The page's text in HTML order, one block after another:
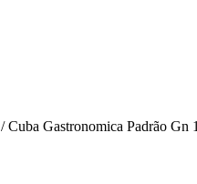
/ Cuba Gastronomica Padrão